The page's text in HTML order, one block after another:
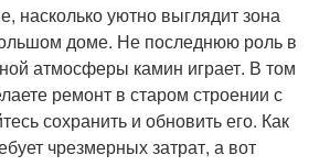
насколько уютно выглядит зона
доме. Не последнюю роль в
атмосферы камин играет. В том
ремонт в старом строении с
сохранить и обновить его. Как
чрезмерных затрат, а вот